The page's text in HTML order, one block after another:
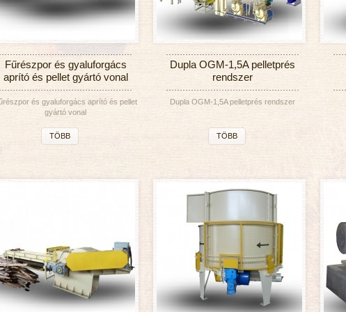
Fűrészpor és gyaluforgács
aprító és pellet gyártó vonal
és gyaluforgács aprító és pellet
gyártó vonal
TÖBB
Dupla OGM-1,5A pelletprés
rendszer
Dupla OGM-1,5A pelletprés rendszer
TÖBB